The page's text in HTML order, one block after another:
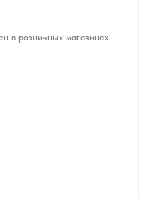
в розничных магазинах